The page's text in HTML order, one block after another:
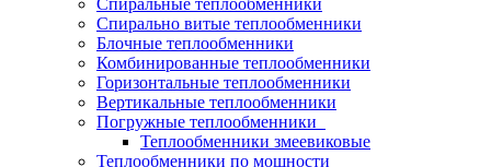
Спиральные теплообменники
Спирально витые теплообменники
Блочные теплообменники
Комбинированные теплообменники
Горизонтальные теплообменники
Вертикальные теплообменники
Погружные теплообменники
Теплообменники змеевиковые
Теплообменники по мощности